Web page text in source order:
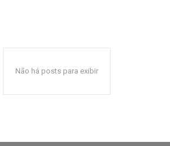
Não há posts para exibir